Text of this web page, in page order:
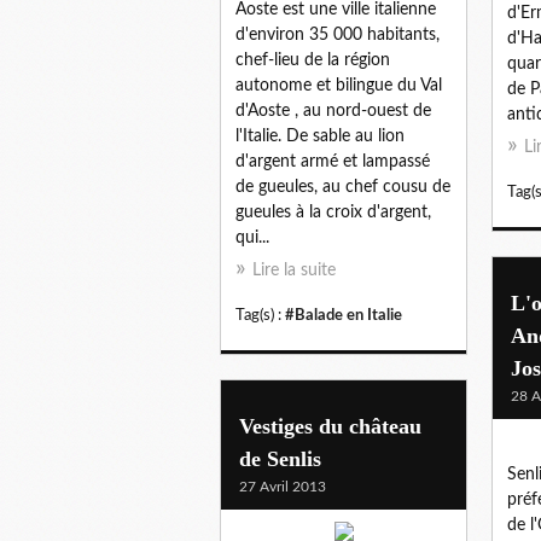
de
Aoste est une ville italienne
d'environ 35 000 habitants,
chef-lieu de la région
autonome et bilingue du Val
d'Aoste , au nord-ouest de
l'Italie. De sable au lion
d'argent armé et lampassé
de gueules, au chef cousu de
gueules à la croix d'argent,
qui...
Lire la suite
Tag(s) : #Balade en Italie
28
de
Vestiges du château
de Senlis
27 Avril 2013